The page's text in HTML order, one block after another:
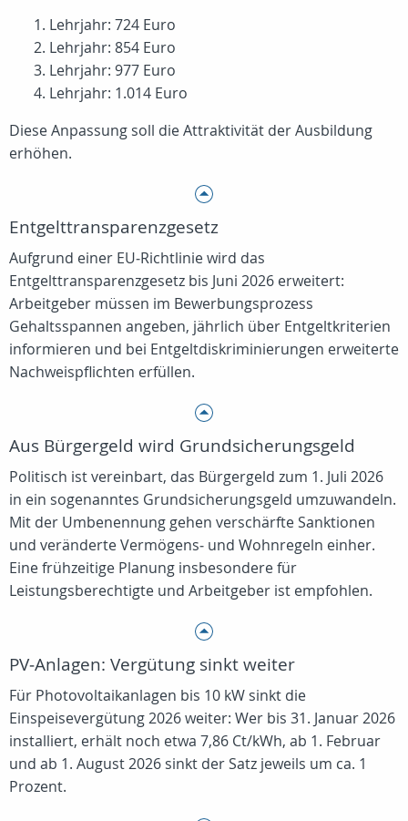
Lehrjahr: 724 Euro
Lehrjahr: 854 Euro
Lehrjahr: 977 Euro
Lehrjahr: 1.014 Euro
Diese Anpassung soll die Attraktivität der Ausbildung
erhöhen.
Entgelttransparenzgesetz
Aufgrund einer EU‑Richtlinie wird das
Entgelttransparenzgesetz bis Juni 2026 erweitert:
Arbeitgeber müssen im Bewerbungsprozess
Gehaltsspannen angeben, jährlich über Entgeltkriterien
informieren und bei Entgeltdiskriminierungen erweiterte
Nachweispflichten erfüllen.
Aus Bürgergeld wird Grundsicherungsgeld
Politisch ist vereinbart, das Bürgergeld zum 1. Juli 2026
in ein sogenanntes Grundsicherungsgeld umzuwandeln.
Mit der Umbenennung gehen verschärfte Sanktionen
und veränderte Vermögens‑ und Wohnregeln einher.
Eine frühzeitige Planung insbesondere für
Leistungsberechtigte und Arbeitgeber ist empfohlen.
PV‑Anlagen: Vergütung sinkt weiter
Für Photovoltaikanlagen bis 10 kW sinkt die
Einspeisevergütung 2026 weiter: Wer bis 31. Januar 2026
installiert, erhält noch etwa 7,86 Ct/kWh, ab 1. Februar
und ab 1. August 2026 sinkt der Satz jeweils um ca. 1
Prozent.